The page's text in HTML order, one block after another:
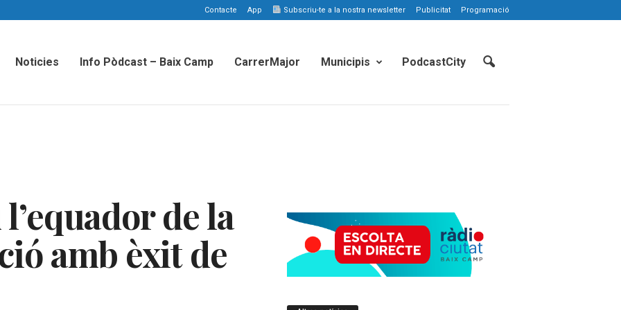
Contacte App Subscriu-te a la nostra newsletter Publicitat Programació
Noticies Info Pòdcast – Baix Camp CarrerMajor Municipis PodcastCity
de la
amb èxit de